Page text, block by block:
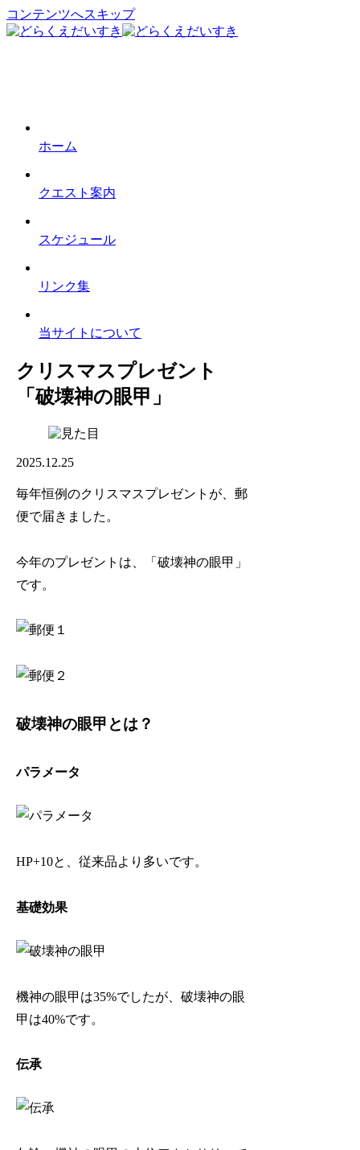
コンテンツへスキップ
ホーム
クエスト案内
スケジュール
リンク集
当サイトについて
クリスマスプレゼント
「破壊神の眼甲」
2025.12.25
毎年恒例のクリスマスプレゼントが、郵
便で届きました。
今年のプレゼントは、「破壊神の眼甲」
です。
破壊神の眼甲とは？
パラメータ
HP+10と、従来品より多いです。
基礎効果
機神の眼甲は35%でしたが、破壊神の眼
甲は40%です。
伝承